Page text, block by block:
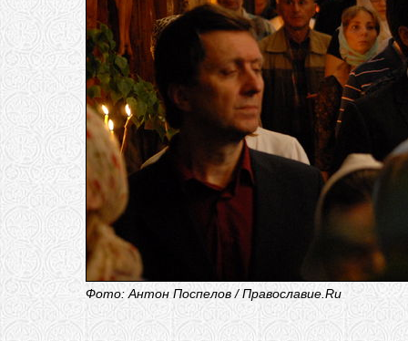
Фото: Антон Поспелов / Православие.Ru